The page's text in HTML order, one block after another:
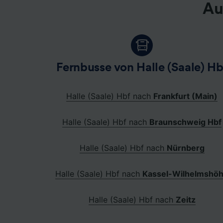
Fernbusse von Halle (Saale)
Halle (Saale) Hbf nach Frankfurt (Main)
Halle (Saale) Hbf nach Braunschweig Hbf
Halle (Saale) Hbf nach Nürnberg
Halle (Saale) Hbf nach Kassel-
Halle (Saale) Hbf nach Zeitz